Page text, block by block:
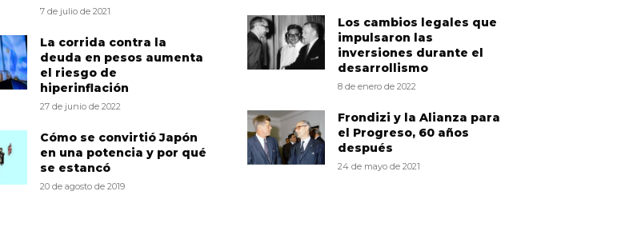
7 de julio de 2021
La corrida contra la
deuda en pesos aumenta
el riesgo de
hiperinflación
27 de junio de 2022
Cómo se convirtió Japón
en una potencia y por qué
se estancó
20 de agosto de 2019
Los cambios legales que
impulsaron las
inversiones durante el
desarrollismo
8 de enero de 2022
Frondizi y la Alianza para
el Progreso, 60 años
después
24 de mayo de 2021